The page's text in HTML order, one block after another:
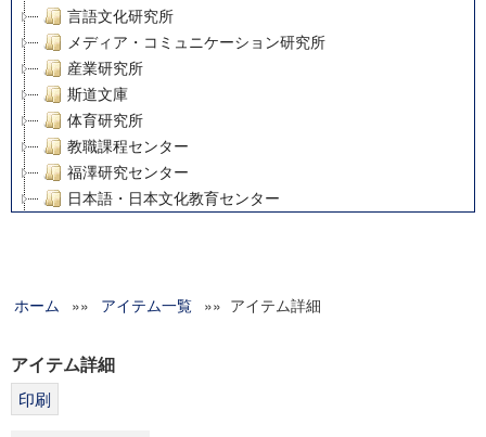
言語文化研究所
メディア・コミュニケーション研究所
産業研究所
斯道文庫
体育研究所
教職課程センター
福澤研究センター
日本語・日本文化教育センター
グローバルリサーチインスティテュート
科学研究費補助金研究成果報告書
ホーム »» アイテム一覧 »» アイテム詳細
アイテム詳細